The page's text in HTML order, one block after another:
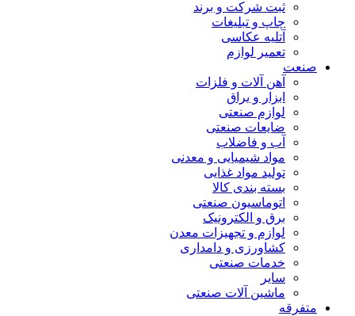
ثبت شرکت و برند
چاپ و تبلیغات
آتلیه عکاسی
تعمیر لوازم
صنعت
آهن آلات و فلزات
ابزار و یراق
لوازم صنعتی
ضایعات صنعتی
آب و فاضلاب
مواد شیمیایی و معدنی
تولید مواد غذایی
بسته بندی کالا
اتوماسیون صنعتی
برق و الکترونیک
لوازم و تجهیزات معدن
کشاورزی و دامداری
خدمات صنعتی
سایر
ماشین آلات صنعتی
متفرقه